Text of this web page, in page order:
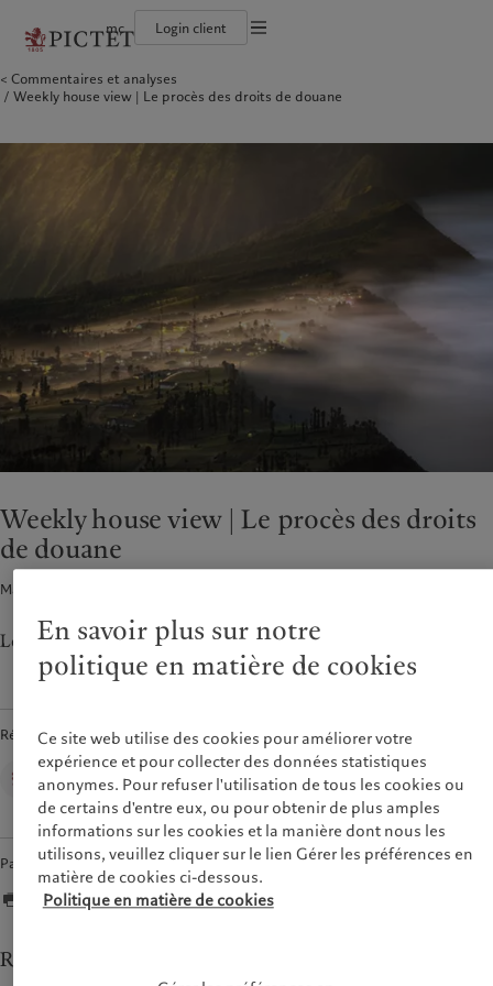
mc Login client
Le groupe Pictet
Les associés du Groupe
Nos notations d'entreprise
Diversité, équité et inclusion
Particuliers et familles
Institutions et intermédiaires financiers
Wealth management
Alternative investments
Latest insights
Markets
L’approche de Pictet
Rapport de durabilité
Principes d’investissement climatique
Gouvernance de la durabilité
Amérique du Nord
香港特別行政區
日本
Singapore |新加坡
Taiwan
台灣
Europe
France
Italia|Italy
Luxembourg (fr)|Luxembourg
Monaco (en)
Monaco (fr)
Switzerland| Suisse |Schweiz |
Svizzera
Nos notations d'entreprise
Diversité, équité et inclusion
Notre histoire
Institutions et intermédiaires
Investisseurs institutionnels
Nos métiers
Wealth management
Alternative investments
Insights
Markets
Durabilité
Rapport de durabilité
Plan d’action climatique
Principes d’investissement
Gouvernance de la durabilité
Fondation du Groupe
Prix Pictet
Documentation légale
Commentaires et analyses
Weekly house view | Le procès des droits de douane
Weekly house view | Le procès des droits
de douane
Macroéconomie · 02 juin 2025
Le point de vue du CIO sur la semaine à venir.
Rédigé par
Wealth Management
Partager
Revue hebdomadaire
En savoir plus sur notre
politique en matière de cookies
Ce site web utilise des cookies pour améliorer votre
expérience et pour collecter des données statistiques
anonymes. Pour refuser l'utilisation de tous les cookies ou
de certains d'entre eux, ou pour obtenir de plus amples
informations sur les cookies et la manière dont nous les
utilisons, veuillez cliquer sur le lien Gérer les préférences en
matière de cookies ci-dessous.
Politique en matière de cookies